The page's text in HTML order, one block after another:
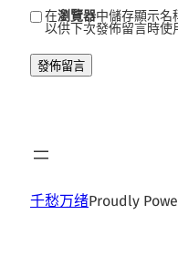
在瀏覽器中儲存顯示名
以供下次發佈留言時使
千愁万绪Proudly